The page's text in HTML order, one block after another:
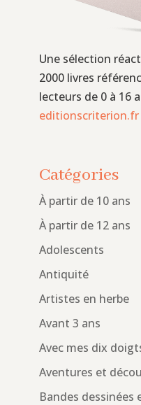
Une sélection
2000 livres
lecteurs de 0 à 16
editionscriterion.fr
Catégories
À partir de 10 ans
À partir de 12 ans
Adolescents
Antiquité
Artistes en herbe
Avant 3 ans
Avec mes dix
Aventures et
Bandes dessinées